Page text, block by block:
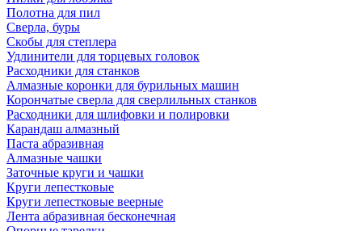
Полотна для пил
Сверла, буры
Скобы для степлера
Удлинители для торцевых головок
Расходники для станков
Алмазные коронки для бурильных машин
Корончатые сверла для сверлильных станков
Расходники для шлифовки и полировки
Карандаш алмазный
Паста абразивная
Алмазные чашки
Заточные круги и чашки
Круги лепестковые
Круги лепестковые веерные
Лента абразивная бесконечная